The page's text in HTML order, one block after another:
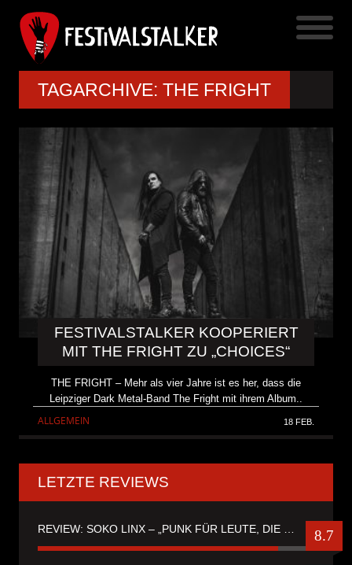
TAGARCHIVE: THE FRIGHT
FESTIVALSTALKER KOOPERIERT
MIT THE FRIGHT ZU „CHOICES“
THE FRIGHT – Mehr als vier Jahre ist es her, dass die
Leipziger Dark Metal-Band The Fright mit ihrem Album..
ALLGEMEIN 18 FEB.
LETZTE REVIEWS
REVIEW: SOKO LINX – „PUNK FÜR LEUTE, DIE PUNK HASZEN“ 8.7